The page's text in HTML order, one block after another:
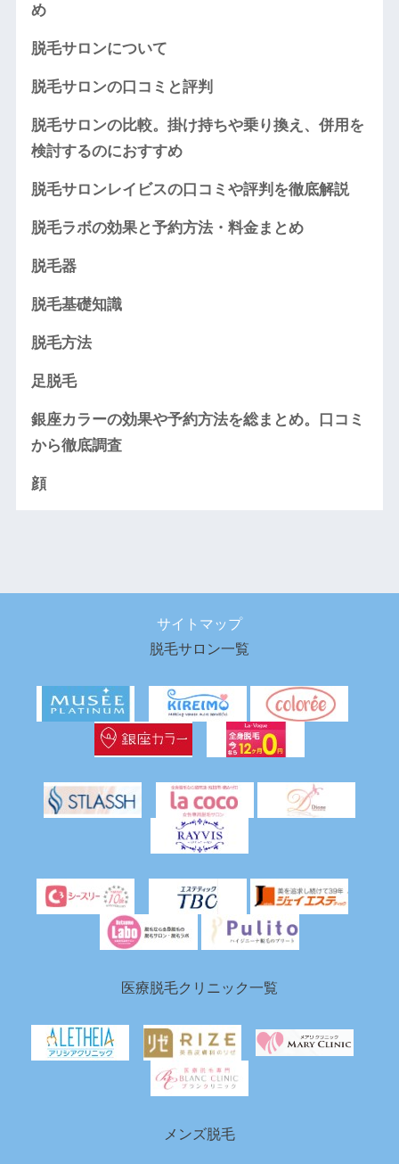
め
脱毛サロンについて
脱毛サロンの口コミと評判
脱毛サロンの比較。掛け持ちや乗り換え、併用を
検討するのにおすすめ
脱毛サロンレイビスの口コミや評判を徹底解説
脱毛ラボの効果と予約方法・料金まとめ
脱毛器
脱毛基礎知識
脱毛方法
足脱毛
銀座カラーの効果や予約方法を総まとめ。口コミ
から徹底調査
顔
サイトマップ
脱毛サロン一覧
医療脱毛クリニック一覧
メンズ脱毛